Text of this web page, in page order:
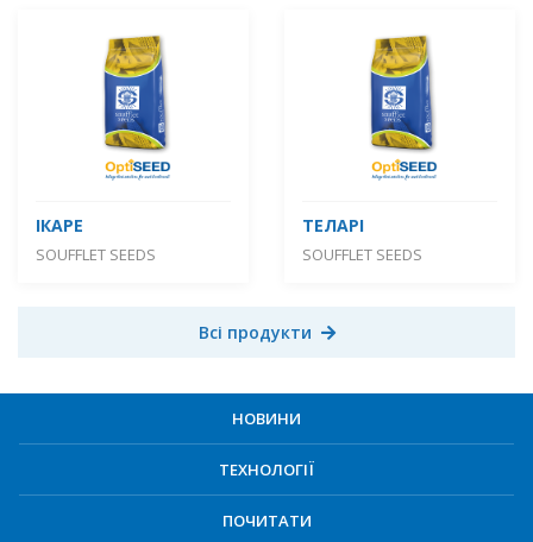
ІКАРЕ
SOUFFLET SEEDS
ТЕЛАРІ
SOUFFLET SEEDS
Всі продукти
НОВИНИ
ТЕХНОЛОГІЇ
ПОЧИТАТИ